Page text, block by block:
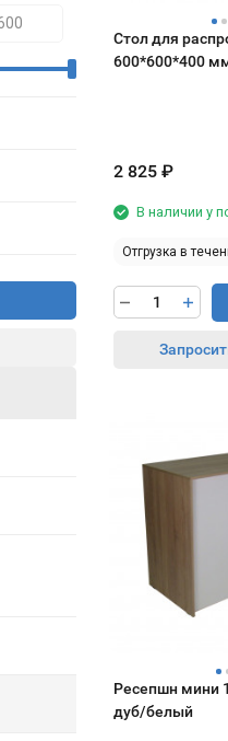
Стол для
600*600*400
2 825 ₽
В наличии у
Отгрузка в
Ресепшн мини
дуб/белый